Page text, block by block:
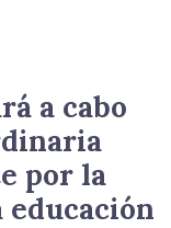
a cabo
por la